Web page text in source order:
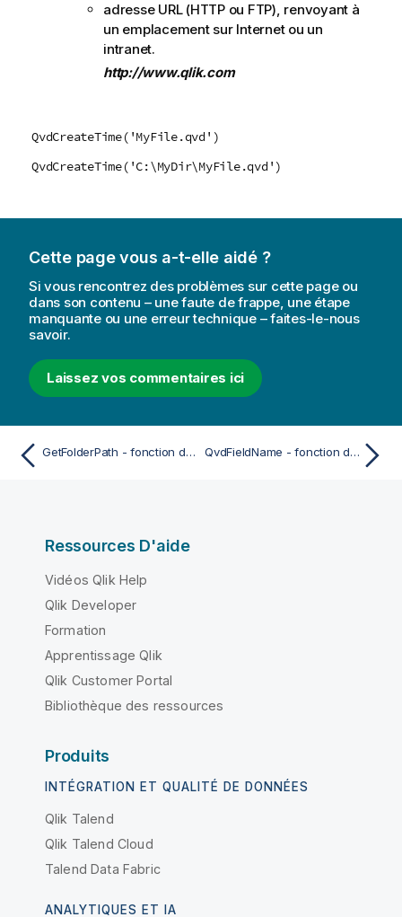
adresse URL (HTTPou FTP), renvoyant à
un emplacement sur Internet ou un
intranet.
http://www.qlik.com
QvdCreateTime('MyFile.qvd')
QvdCreateTime('C:\MyDir\MyFile.qvd')
Cette page vous a-t-elle aidé ?
Si vous rencontrez des problèmes sur cette page ou
dans son contenu – une faute de frappe, une étape
manquante ou une erreur technique – faites-le-nous
savoir.
Laissez vos commentaires ici
GetFolderPath - fonction de script QvdFieldName - fonction de script
Ressources D'aide
Vidéos Qlik Help
Qlik Developer
Formation
Apprentissage Qlik
Qlik Customer Portal
Bibliothèque des ressources
Produits
INTÉGRATION ET QUALITÉ DE DONNÉES
Qlik Talend
Qlik Talend Cloud
Talend Data Fabric
ANALYTIQUES ET IA